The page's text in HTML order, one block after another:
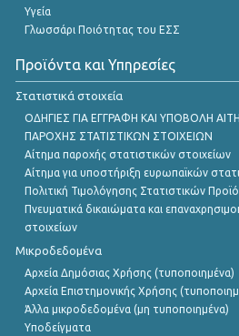
Υγεία
Γλωσσάρι Ποιότητας του ΕΣΣ
Προϊόντα και Υπηρεσίες
Στατιστικά στοιχεία
ΟΔΗΓΙΕΣ ΓΙΑ ΕΓΓΡΑΦΗ ΚΑΙ ΥΠΟΒΟΛΗ
ΠΑΡΟΧΗΣ ΣΤΑΤΙΣΤΙΚΩΝ ΣΤΟΙΧΕΙΩΝ
Αίτημα παροχής στατιστικών στοιχείων
Αίτημα για υποστήριξη ευρωπαϊκών
Πολιτική Τιμολόγησης Στατιστικών
Πνευματικά δικαιώματα και
στοιχείων
Μικροδεδομένα
Αρχεία Δημόσιας Χρήσης (τυποποιημένα)
Αρχεία Επιστημονικής Χρήσης
Άλλα μικροδεδομένα (μη τυποποιημένα)
Υποδείγματα